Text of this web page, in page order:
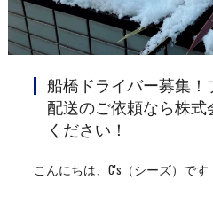
船橋ドライバー募集！
配送のご依頼なら株式
ください！
こんにちは、C's（シーズ）です